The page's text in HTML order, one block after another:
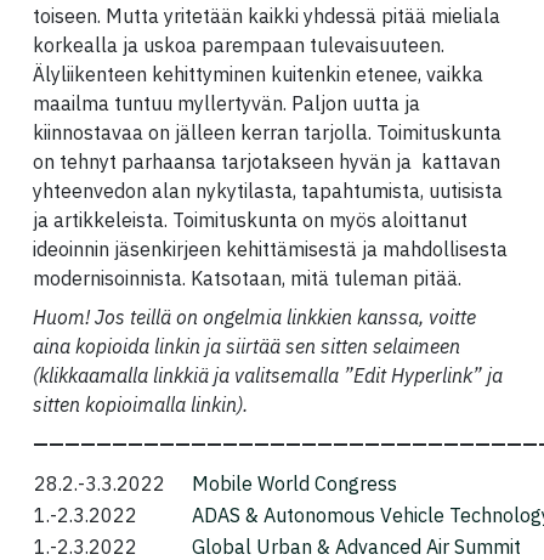
toiseen. Mutta yritetään kaikki yhdessä pitää mieliala
korkealla ja uskoa parempaan tulevaisuuteen.
Älyliikenteen kehittyminen kuitenkin etenee, vaikka
maailma tuntuu myllertyvän. Paljon uutta ja
kiinnostavaa on jälleen kerran tarjolla. Toimituskunta
on tehnyt parhaansa tarjotakseen hyvän ja kattavan
yhteenvedon alan nykytilasta, tapahtumista, uutisista
ja artikkeleista. Toimituskunta on myös aloittanut
ideoinnin jäsenkirjeen kehittämisestä ja mahdollisesta
modernisoinnista. Katsotaan, mitä tuleman pitää.
Huom! Jos teillä on ongelmia linkkien kanssa, voitte
aina kopioida linkin ja siirtää sen sitten selaimeen
(klikkaamalla linkkiä ja valitsemalla ”Edit Hyperlink” ja
sitten kopioimalla linkin).
28.2.-3.3.2022
Mobile World Congress
1.-2.3.2022
ADAS & Autonomous Vehicle
1.-2.3.2022
Global Urban & Advanced Air Summit